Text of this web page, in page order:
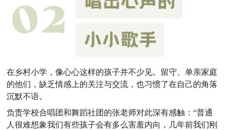
在乡村小学，像心心这样的孩子并不少见。留守、单亲家庭
的他们，缺乏情感上的关注与交流，也习惯了在自己的角落
沉默不语。
负责学校合唱团和舞蹈社团的张老师对此深有感触：“普通
人很难想象我们有些孩子会有多么害羞内向，几年前我们刚